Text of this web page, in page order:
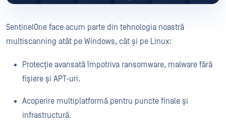
SentinelOne face acum parte din tehnologia noastră
multiscanning atât pe Windows, cât și pe Linux:
Protecție avansată împotriva ransomware, malware fără
fișiere și APT-uri.
Acoperire multiplatformă pentru puncte finale și
infrastructură.